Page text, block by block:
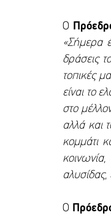
Ο
«Σήμερα
δράσεις
τοπικές
είναι το
στο
αλλά και
κομμάτι
αλυσίδας,
Ο